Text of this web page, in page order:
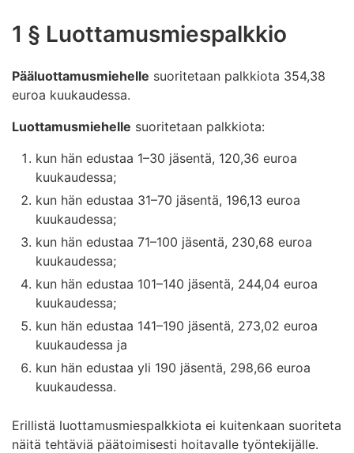
1 § Luottamusmiespalkkio
Pääluottamusmiehelle suoritetaan palkkiota 354,38
euroa kuukaudessa.
Luottamusmiehelle suoritetaan palkkiota:
kun hän edustaa 1–30 jäsentä, 120,36 euroa
kuukaudessa;
kun hän edustaa 31–70 jäsentä, 196,13 euroa
kuukaudessa;
kun hän edustaa 71–100 jäsentä, 230,68 euroa
kuukaudessa;
kun hän edustaa 101–140 jäsentä, 244,04 euroa
kuukaudessa;
kun hän edustaa 141–190 jäsentä, 273,02 euroa
kuukaudessa ja
kun hän edustaa yli 190 jäsentä, 298,66 euroa
kuukaudessa.
Erillistä luottamusmiespalkkiota ei kuitenkaan suoriteta
näitä tehtäviä päätoimisesti hoitavalle työntekijälle.